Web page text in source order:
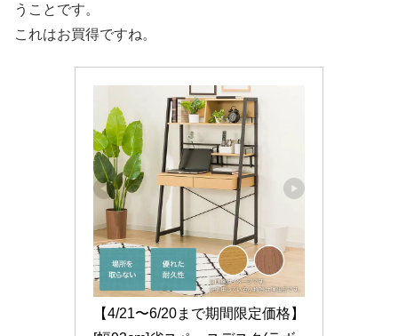
うことです。
これはお買得ですね。
【4/21〜6/20まで期間限定価格】